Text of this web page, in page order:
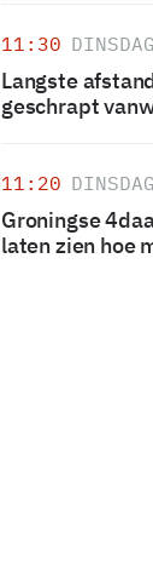
11:30 DINSDAG
Langste
geschrapt
11:20 DINSDAG
Groningse
laten zien hoe